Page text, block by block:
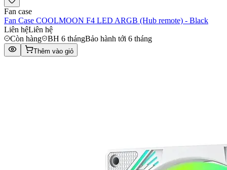
Fan case
Fan Case COOLMOON F4 LED ARGB (Hub remote) - Black
Liên hệLiên hệ
Còn hàng
BH 6 thángBảo hành tới 6 tháng
Thêm vào giỏ